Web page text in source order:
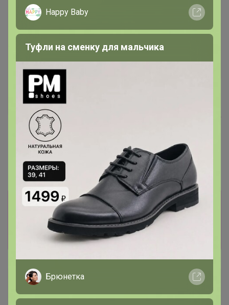
Крахмал кукурузный Амилко
Информация о заказах доступна
лишь членам клуба
Показать
Артемида
Бронзовый организатор
Happy Baby
Туфли на сменку для мальчика
Брюнетка